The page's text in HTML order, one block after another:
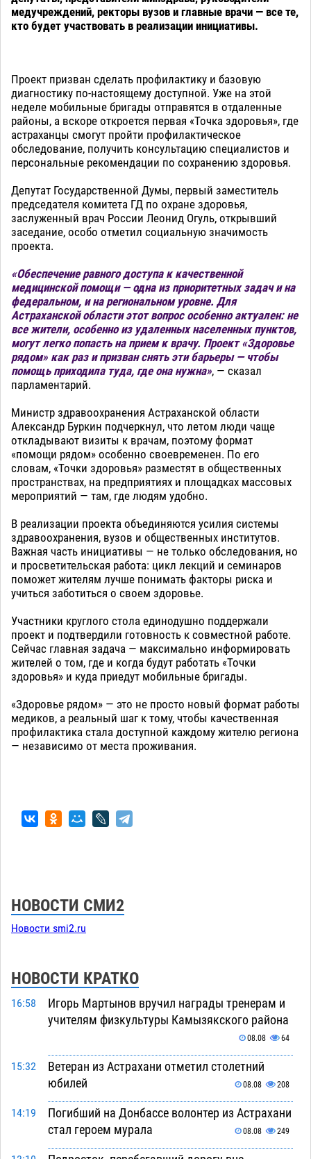
медучреждений, ректоры вузов и главные врачи — все те,
кто будет участвовать в реализации инициативы.
Проект призван сделать профилактику и базовую
диагностику по-настоящему доступной. Уже на этой
неделе мобильные бригады отправятся в отдаленные
районы, а вскоре откроется первая «Точка здоровья», где
астраханцы смогут пройти профилактическое
обследование, получить консультацию специалистов и
персональные рекомендации по сохранению здоровья.
Депутат Государственной Думы, первый заместитель
председателя комитета ГД по охране здоровья,
заслуженный врач России Леонид Огуль, открывший
заседание, особо отметил социальную значимость
проекта.
«Обеспечение равного доступа к качественной
медицинской помощи — одна из приоритетных задач и на
федеральном, и на региональном уровне. Для
Астраханской области этот вопрос особенно актуален: не
все жители, особенно из удаленных населенных пунктов,
могут легко попасть на прием к врачу. Проект «Здоровье
рядом» как раз и призван снять эти барьеры — чтобы
помощь приходила туда, где она нужна», — сказал
парламентарий.
Министр здравоохранения Астраханской области
Александр Буркин подчеркнул, что летом люди чаще
откладывают визиты к врачам, поэтому формат
«помощи рядом» особенно своевременен. По его
словам, «Точки здоровья» разместят в общественных
пространствах, на предприятиях и площадках массовых
мероприятий — там, где людям удобно.
В реализации проекта объединяются усилия системы
здравоохранения, вузов и общественных институтов.
Важная часть инициативы — не только обследования, но
и просветительская работа: цикл лекций и семинаров
поможет жителям лучше понимать факторы риска и
учиться заботиться о своем здоровье.
Участники круглого стола единодушно поддержали
проект и подтвердили готовность к совместной работе.
Сейчас главная задача — максимально информировать
жителей о том, где и когда будут работать «Точки
здоровья» и куда приедут мобильные бригады.
«Здоровье рядом» — это не просто новый формат работы
медиков, а реальный шаг к тому, чтобы качественная
профилактика стала доступной каждому жителю региона
— независимо от места проживания.
НОВОСТИ СМИ2
Новости smi2.ru
НОВОСТИ КРАТКО
16:58
Игорь Мартынов вручил награды тренерам и
учителям физкультуры Камызякского района
08.08 64
15:32
Ветеран из Астрахани отметил столетний
юбилей
08.08 208
14:19
Погибший на Донбассе волонтер из Астрахани
стал героем мурала
08.08 249